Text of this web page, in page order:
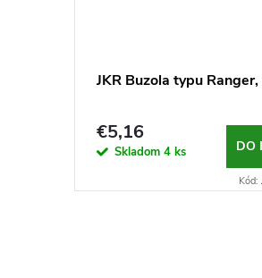
JKR Buzola typu Ranger,
€5,16
Skladom 4 ks DO
Kód: